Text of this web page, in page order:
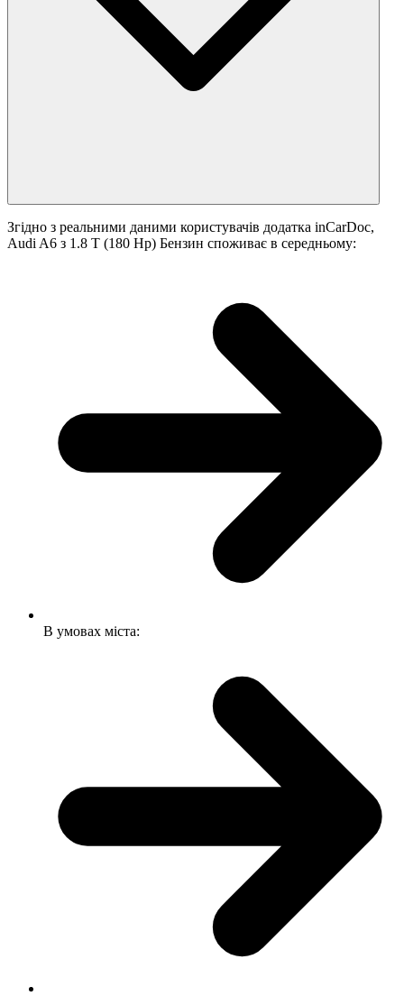
Згідно з реальними даними користувачів додатка inCarDoc,
Audi A6 з 1.8 T (180 Hp) Бензин споживає в середньому:
В умовах міста: